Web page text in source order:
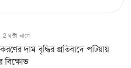
2 ঘন্টা আগে
দাম বৃদ্ধির প্রতিবাদে পটিয়ায়
বিক্ষোভ